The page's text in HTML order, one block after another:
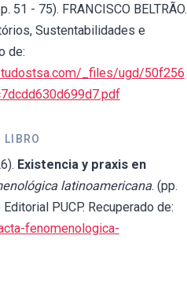
51 - 75). FRANCISCO BELTRÃO.
Sustentabilidades e
de:
_files/ugd/50f256
LIBRO
Existencia y praxis en
latinoamericana. (pp.
PUCP. Recuperado de:
fenomenologica-